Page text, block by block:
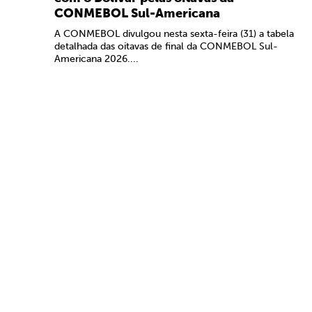
CONMEBOL Sul-Americana
A CONMEBOL divulgou nesta sexta-feira (31) a tabela
detalhada das oitavas de final da CONMEBOL Sul-
Americana 2026....